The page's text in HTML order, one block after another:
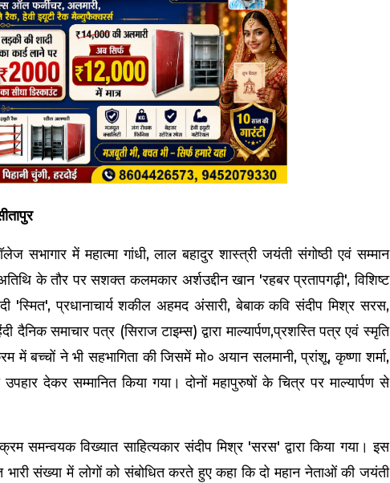
में महात्मा गांधी, लाल बहादुर शास्त्री जयंती संगोष्ठी एवं सम्मान
के तौर पर सशक्त कलमकार अर्शउद्दीन खान 'रहबर प्रतापगढ़ी', विशिष्ट
'स्मित', प्रधानाचार्य शकील अहमद अंसारी, बेबाक कवि संदीप मिश्र सरस,
दैनिक समाचार पत्र (सिराज टाइम्स) द्वारा माल्यार्पण,प्रशस्ति पत्र एवं स्मृति
में बच्चों ने भी सहभागिता की जिसमें मो० अयान सलमानी, प्रांशू, कृष्णा शर्मा,
देकर सम्मानित किया गया। दोनों महापुरुषों के चित्र पर माल्यार्पण से
समन्वयक विख्यात साहित्यकार संदीप मिश्र 'सरस' द्वारा किया गया। इस
भारी संख्या में लोगों को संबोधित करते हुए कहा कि दो महान नेताओं की जयंती